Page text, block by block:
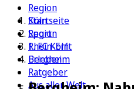
Region
Köln
Sport
1. FC Köln
Erleben
Ratgeber
Aus aller Welt
Startseite
Region
Rhein-Erft
Bergheim